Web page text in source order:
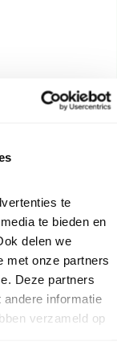
te
te bieden en
delen we
met onze partners
Deze partners
informatie
verzameld op
acties en tips